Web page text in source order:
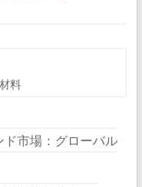
料
ド市場：グローバル